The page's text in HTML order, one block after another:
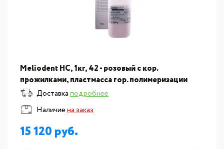
Meliodent HC, 1кг, 42 - розовый с кор.
прожилками, пластмасса гор. полимеризации
MK64713251
Доставкаподробнее
Наличиена заказ
15 120